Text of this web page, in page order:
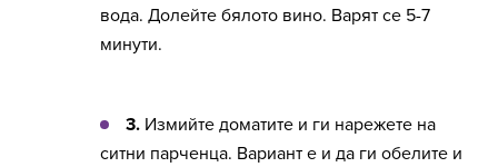
вода. Долейте бялото вино. Варят се 5-7
минути.
3. Измийте доматите и ги нарежете на
ситни парченца. Вариант е и да ги обелите и